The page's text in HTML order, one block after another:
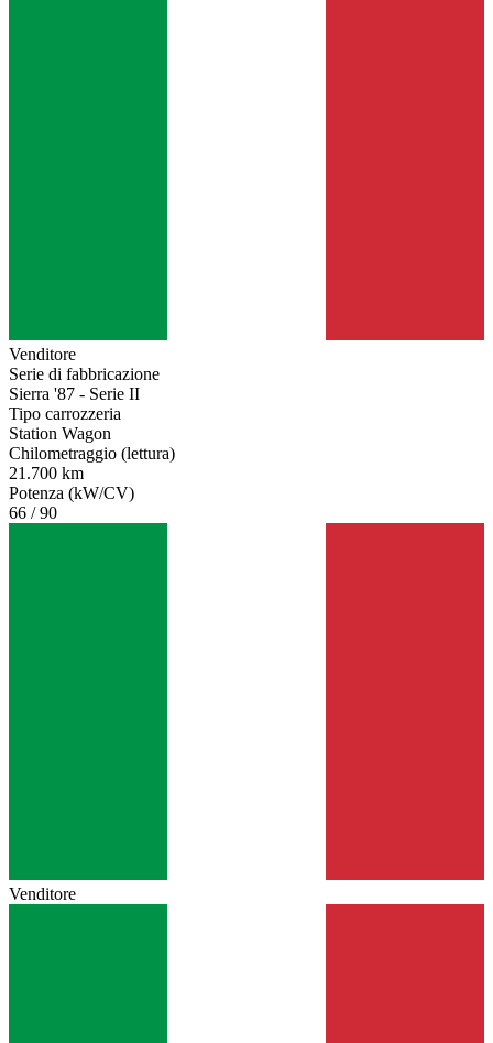
Venditore
Serie di fabbricazione
Sierra '87 - Serie II
Tipo carrozzeria
Station Wagon
Chilometraggio (lettura)
21.700 km
Potenza (kW/CV)
66 / 90
Venditore